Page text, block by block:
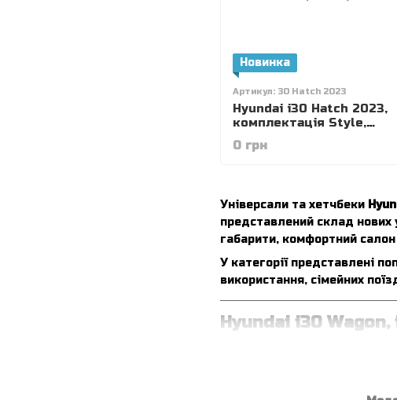
Універсали та хетчбеки
представлений склад нових
габарити, комфортний
У категорії представлені
використання, сімейних
Hyundai i30 Wagon,
Hyundai i30 Hatchback—
Новинка
Артикул: 30 Hatch 2023
Hyundai i30 Hatch 2023,
комплектація Style,
колір Dark Knight, двигун
1.5 DPi AT (110 к.с.)
0 грн